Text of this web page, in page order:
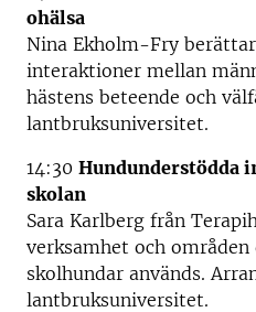
ohälsa
Nina Ekholm-Fry
interaktioner mellan
hästens beteende och
lantbruksuniversitet.
14:30 Hundunderstödda
skolan
Sara Karlberg från
verksamhet och
skolhundar används.
lantbruksuniversitet.